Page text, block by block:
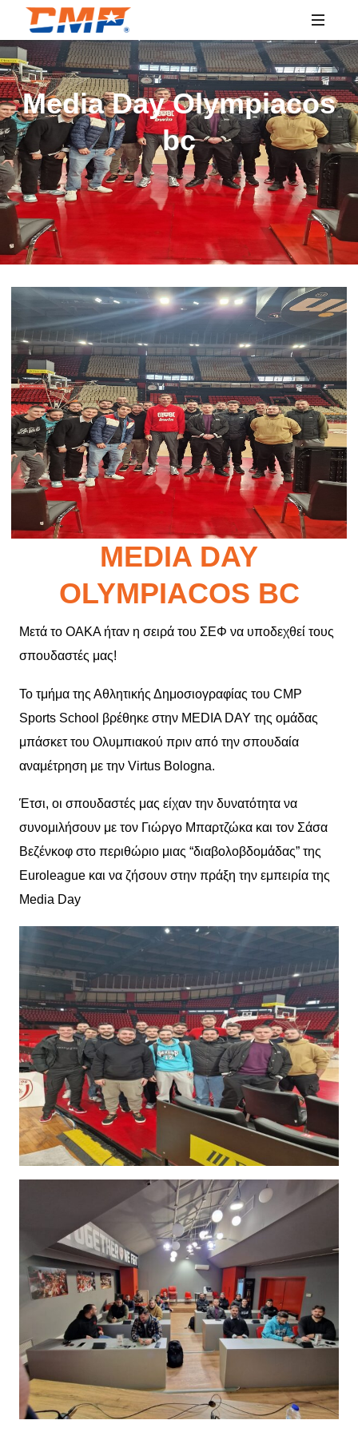
SPORTS
EDUCATION
Media Day Olympiacos
bc
MEDIA DAY
OLYMPIACOS BC
Μετά το ΟΑΚΑ ήταν η σειρά του ΣΕΦ να υποδεχθεί τους
σπουδαστές μας!
Το τμήμα της Αθλητικής Δημοσιογραφίας του CMP
Sports School βρέθηκε στην MEDIA DAY της ομάδας
μπάσκετ του Ολυμπιακού πριν από την σπουδαία
αναμέτρηση με την Virtus Bologna.
Έτσι, οι σπουδαστές μας είχαν την δυνατότητα να
συνομιλήσουν με τον Γιώργο Μπαρτζώκα και τον Σάσα
Βεζένκοφ στο περιθώριο μιας “διαβολοβδομάδας” της
Euroleague και να ζήσουν στην πράξη την εμπειρία της
Media Day